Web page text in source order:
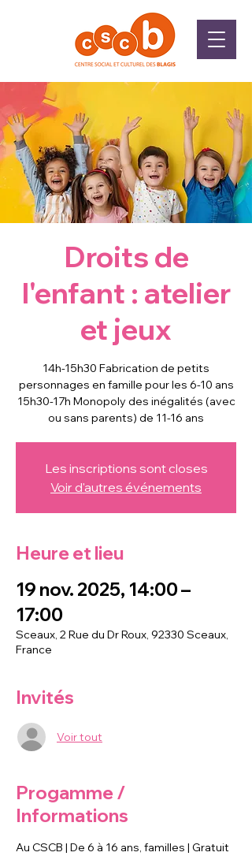
Droits de
l'enfant : atelier
et jeux
14h-15h30 Fabrication de petits
personnages en famille pour les 6-10 ans
15h30-17h Monopoly des inégalités (avec
ou sans parents) de 11-16 ans
Les inscriptions sont closes
Voir d'autres événements
Heure et lieu
19 nov. 2025, 14:00 –
17:00
Sceaux, 2 Rue du Dr Roux, 92330 Sceaux,
France
Invités
Voir tout
Progamme /
Informations
Au CSCB | De 6 à 16 ans, familles | Gratuit